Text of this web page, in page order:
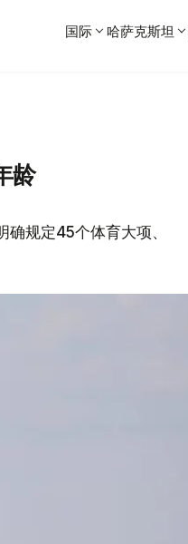
国际 哈萨克斯坦
龄
规定45个体育大项、